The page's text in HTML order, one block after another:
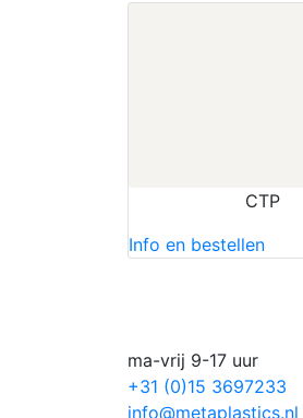
CTP
Info en bestellen
ma-vrij 9-17 uur
+31 (0)15 3697233
info@metaplastics.nl